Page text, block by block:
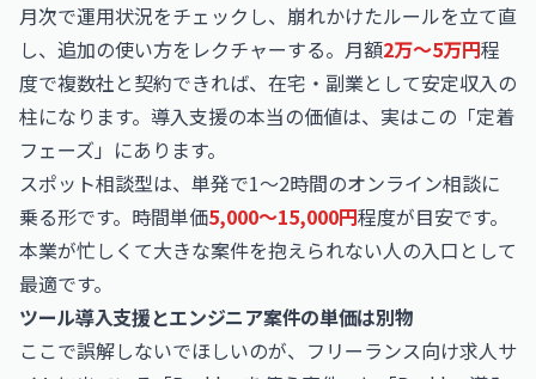
月次で運用状況をチェックし、崩れかけたルールを立て直
し、追加の使い方をレクチャーする。月額2万〜5万円程
度で複数社と契約できれば、在宅・副業として安定収入の
柱になります。導入支援の本当の価値は、実はこの「定着
フェーズ」にあります。
スポット相談型は、単発で1〜2時間のオンライン相談に
乗る形です。時間単価5,000〜15,000円程度が目安です。
本業が忙しくて大きな案件を抱えられない人の入口として
最適です。
ツール導入支援とエンジニア案件の単価は別物
ここで誤解しないでほしいのが、フリーランス向け求人サ